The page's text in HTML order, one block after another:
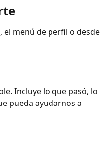
el menú de perfil o desde
Incluye lo que pasó, lo
pueda ayudarnos a